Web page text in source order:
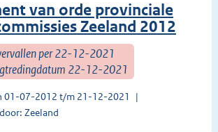
van orde provinciale
Zeeland 2012
per 22-12-2021
22-12-2021
01-07-2012 t/m 21-12-2021
Zeeland